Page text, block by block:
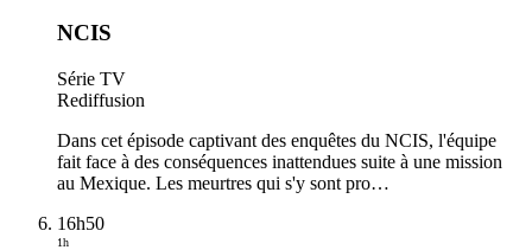
NCIS
Série TV
Rediffusion
Dans cet épisode captivant des enquêtes du NCIS, l'équipe
fait face à des conséquences inattendues suite à une mission
au Mexique. Les meurtres qui s'y sont pro…
16h50
1h